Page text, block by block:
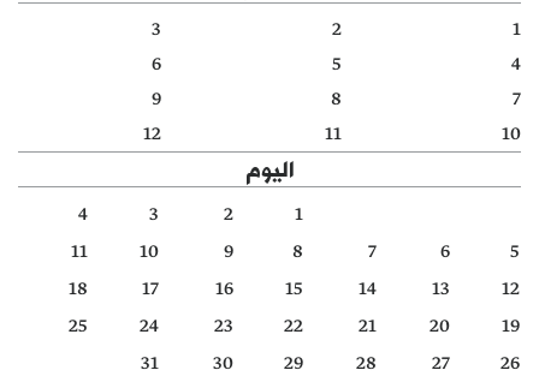
دفاتر
الأرشيف
1
2
3
4
5
6
7
8
9
10
11
12
اليوم
1
2
3
4
5
6
7
8
9
10
11
12
13
14
15
16
17
18
19
20
21
22
23
24
25
26
27
28
29
30
31